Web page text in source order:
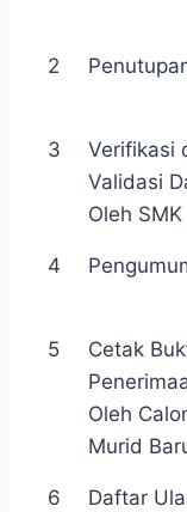
2
3
Verifikasi
Validasi
Oleh SMK
4
5
Cetak
Oleh
Murid
6
Daftar